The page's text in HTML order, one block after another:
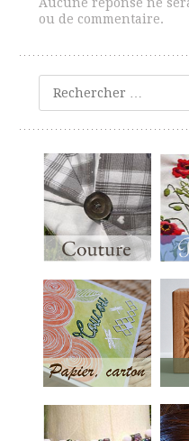
Aucune réponse ne
ou de commentaire.
Rechercher